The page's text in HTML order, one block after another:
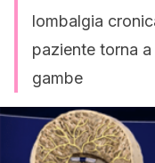
lombalgia
paziente torna
gambe